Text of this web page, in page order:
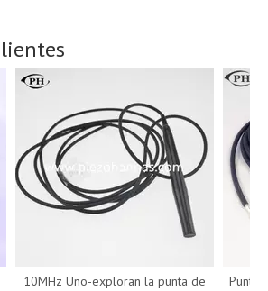
10MHz Uno-exploran la punta de
Punta